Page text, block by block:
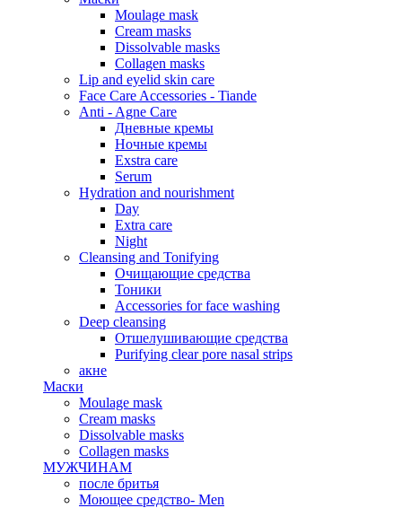
Moulage mask
Cream masks
Dissolvable masks
Collagen masks
Lip and eyelid skin care
Face Care Accessories - Tiande
Anti - Agne Care
Дневные кремы
Ночные кремы
Exstra care
Serum
Hydration and nourishment
Day
Extra care
Night
Cleansing and Tonifying
Очищающие средства
Тоники
Accessories for face washing
Deep cleansing
Отшелушивающие средства
Purifying clear pore nasal strips
акне
Маски
Moulage mask
Cream masks
Dissolvable masks
Collagen masks
МУЖЧИНАМ
после бритья
Моющее средство- Men